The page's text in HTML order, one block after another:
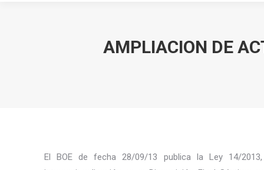
AMPLIACION DE
El BOE de fecha 28/09/13 publica la Ley 14/